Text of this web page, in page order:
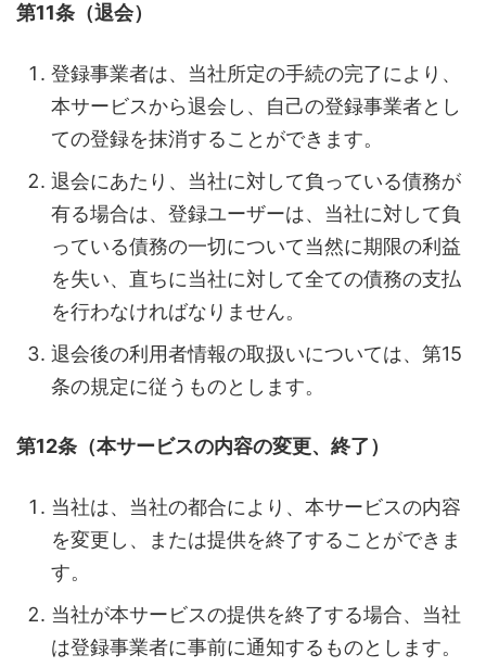
第11条（退会）
登録事業者は、当社所定の手続の完了により、
本サービスから退会し、自己の登録事業者とし
ての登録を抹消することができます。
退会にあたり、当社に対して負っている債務が
有る場合は、登録ユーザーは、当社に対して負
っている債務の一切について当然に期限の利益
を失い、直ちに当社に対して全ての債務の支払
を行わなければなりません。
退会後の利用者情報の取扱いについては、第15
条の規定に従うものとします。
第12条（本サービスの内容の変更、終了）
当社は、当社の都合により、本サービスの内容
を変更し、または提供を終了することができま
す。
当社が本サービスの提供を終了する場合、当社
は登録事業者に事前に通知するものとします。